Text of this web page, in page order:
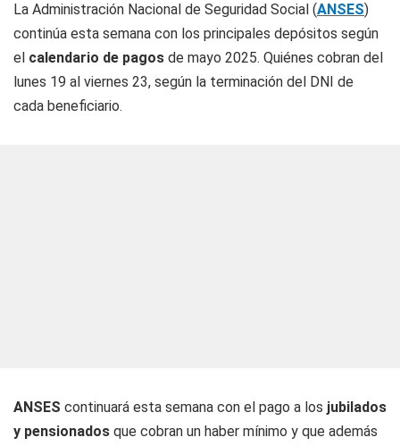
La Administración Nacional de Seguridad Social (ANSES)
continúa esta semana con los principales depósitos según
el calendario de pagos de mayo 2025. Quiénes cobran del
lunes 19 al viernes 23, según la terminación del DNI de
cada beneficiario.
ANSES continuará esta semana con el pago a los jubilados
y pensionados que cobran un haber mínimo y que además